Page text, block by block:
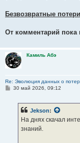
Безвозвратные
От комментарий пока
Камиль Абэ
Re: Эволюция данных о
С30 май 2026, 09:12
Jekson:
На днях скачал
знаний.